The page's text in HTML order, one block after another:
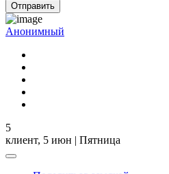
Отправить
Анонимный
5
клиент, 5 июн | Пятница